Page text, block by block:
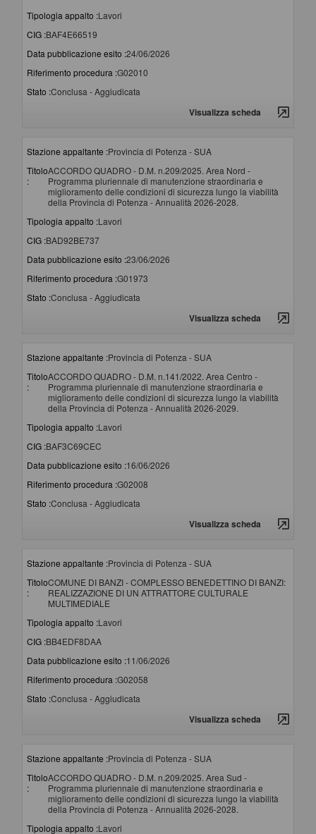
Tipologia appalto :Lavori
CIG :BAF4E66519
Data pubblicazione esito :24/06/2026
Riferimento procedura :G02010
Stato :Conclusa - Aggiudicata
Visualizza scheda
Stazione appaltante :Provincia di Potenza - SUA
Titolo
:
ACCORDO QUADRO - D.M. n.209/2025. Area Nord -
Programma pluriennale di manutenzione straordinaria e
miglioramento delle condizioni di sicurezza lungo la viabilità
della Provincia di Potenza - Annualità 2026-2028.
Tipologia appalto :Lavori
CIG :BAD92BE737
Data pubblicazione esito :23/06/2026
Riferimento procedura :G01973
Stato :Conclusa - Aggiudicata
Visualizza scheda
Stazione appaltante :Provincia di Potenza - SUA
Titolo
:
ACCORDO QUADRO - D.M. n.141/2022. Area Centro -
Programma pluriennale di manutenzione straordinaria e
miglioramento delle condizioni di sicurezza lungo la viabilità
della Provincia di Potenza - Annualità 2026-2029.
Tipologia appalto :Lavori
CIG :BAF3C69CEC
Data pubblicazione esito :16/06/2026
Riferimento procedura :G02008
Stato :Conclusa - Aggiudicata
Visualizza scheda
Stazione appaltante :Provincia di Potenza - SUA
Titolo
:
COMUNE DI BANZI - COMPLESSO BENEDETTINO DI BANZI:
REALIZZAZIONE DI UN ATTRATTORE CULTURALE
MULTIMEDIALE
Tipologia appalto :Lavori
CIG :BB4EDF8DAA
Data pubblicazione esito :11/06/2026
Riferimento procedura :G02058
Stato :Conclusa - Aggiudicata
Visualizza scheda
Stazione appaltante :Provincia di Potenza - SUA
Titolo
:
ACCORDO QUADRO - D.M. n.209/2025. Area Sud -
Programma pluriennale di manutenzione straordinaria e
miglioramento delle condizioni di sicurezza lungo la viabilità
della Provincia di Potenza - Annualità 2026-2028.
Tipologia appalto :Lavori